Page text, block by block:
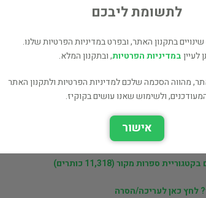
למכירה של יורי דיקשטיין (3,019 כותרים)
ספרות מקור (11,318 כותרים)
לחץ כאן לעריכה/הסרה
לתשומת ליבכם
בתקנון האתר, ובפרט במדיניות הפרטיות שלנו.
לעייןבמדיניות הפרטיות, ובתקנון המלא.
מהווה הסכמה שלכם למדיניות הפרטיות ולתקנון האתר
ולשימוש שאנו עושים בקוקיז.
אישור